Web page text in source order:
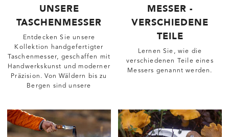
UNSERE
TASCHENMESSER
Entdecken Sie unsere
Kollektion handgefertigter
Taschenmesser, geschaffen mit
Handwerkskunst und moderner
Präzision. Von Wäldern bis zu
Bergen sind unsere
MESSER -
VERSCHIEDENE
TEILE
Lernen Sie, wie die
verschiedenen Teile eines
Messers genannt werden.